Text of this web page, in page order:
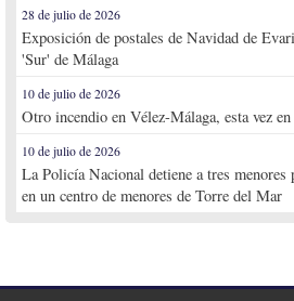
28 de julio de 2026
Exposición de postales de Navidad de
'Sur' de Málaga
10 de julio de 2026
Otro incendio en Vélez-Málaga, esta vez
10 de julio de 2026
La Policía Nacional detiene a tres
en un centro de menores de Torre del Mar